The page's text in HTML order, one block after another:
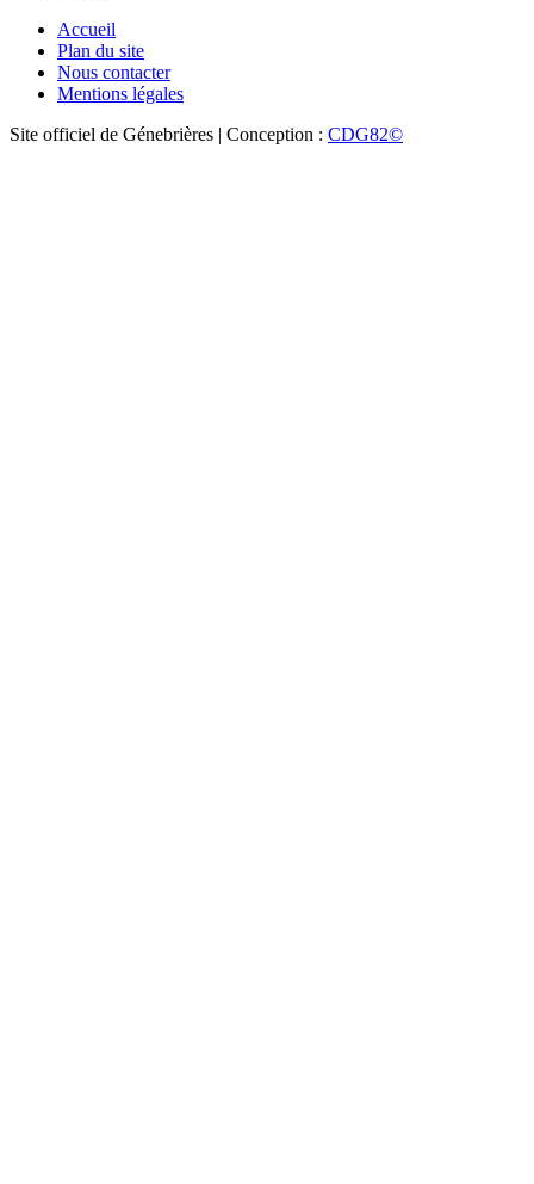
Accueil
Plan du site
Nous contacter
Mentions légales
Site officiel de Génebrières | Conception : CDG82©